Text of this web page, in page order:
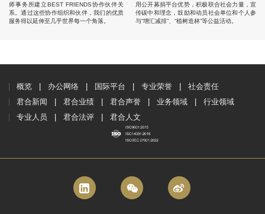
师事务所建立BEST FRIENDS协作伙伴关
系。通过这些协作组织和伙伴，我们的优质
服务得以延伸至几乎世界每一个角落。
用公开募捐平台优势，积极联合社会力量，宣
传碳中和理念，鼓励和动员社会单位和个人参
与“增汇减排”、“植树造林”等公益活动。
概览 办公网络 国际平台 专业荣誉
社会责任
君合新闻
君合业绩 君合声誉 业务领域
行业领域
专业人员
君合法评 君合人文